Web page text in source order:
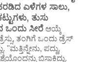
ಎಳೆಗಳ ಸಾಲು,
ತುಸು
ಒಂದು ಸೀರೆ ಆಯ್ಕೆ
ತಂಗಿಗೆ ಒಂದು ಡ್ರೆಸ್
ಪದ್ದು,
ಬಿಸಾಕಿದ್ಲು.